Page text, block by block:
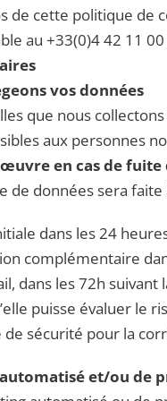
cette politique de
au +33(0)4 42 11
vos données
que nous
aux personnes
en cas de fuite
de données sera faite
dans les 24
complémentaire
dans les 72h
puisse évaluer le
de sécurité pour la
et/ou de